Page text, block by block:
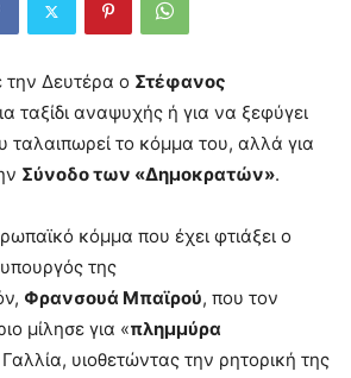
την Δευτέρα ο Στέφανος
ταξίδι αναψυχής ή για να ξεφύγει
ταλαιπωρεί το κόμμα του, αλλά για
Σύνοδο των «Δημοκρατών».
κόμμα που έχει φτιάξει ο
της
Φρανσουά Μπαϊρού, που τον
μίλησε για «πλημμύρα
υιοθετώντας την ρητορική της